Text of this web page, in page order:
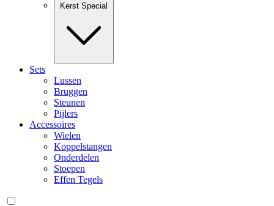
Kerst Special
Sets
Lussen
Bruggen
Steunen
Pijlers
Accessoires
Wielen
Koppelstangen
Onderdelen
Stoepen
Effen Tegels